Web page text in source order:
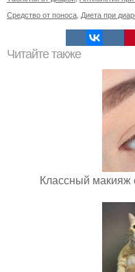
Средство от поноса, Диета при
Читайте также
Классный макияж